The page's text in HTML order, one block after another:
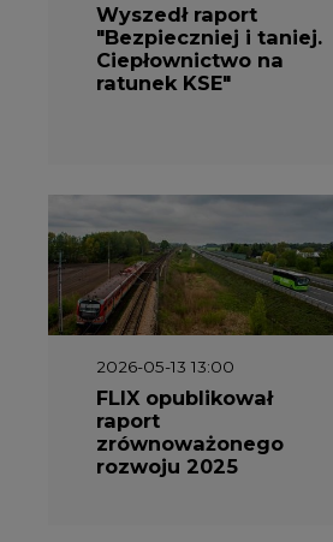
Wyszedł raport
"Bezpieczniej i taniej.
Ciepłownictwo na
ratunek KSE"
2026-05-13 13:00
FLIX opublikował
raport
zrównoważonego
rozwoju 2025